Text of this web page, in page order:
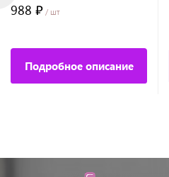
988 ₽ / шт
Подробное описание